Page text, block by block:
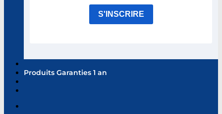
S'INSCRIRE
Produits Garanties 1 an